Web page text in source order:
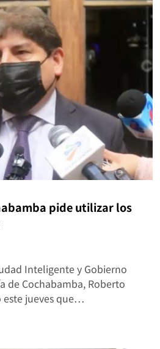
pide utilizar los
Inteligente y Gobierno
de Cochabamba, Roberto
jueves que…